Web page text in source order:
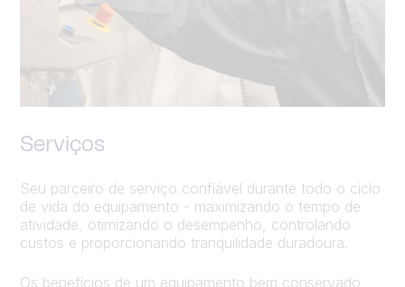
Serviços
Seu parceiro de serviço confiável durante todo o ciclo
de vida do equipamento - maximizando o tempo de
atividade, otimizando o desempenho, controlando
custos e proporcionando tranquilidade duradoura.
Os benefícios de um equipamento bem conservado